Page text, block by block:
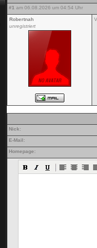
#1 am 06.08.2026 um 04:54 Uhr
Robertnah
unregistriert
Nick:
E-Mail:
Homepage: